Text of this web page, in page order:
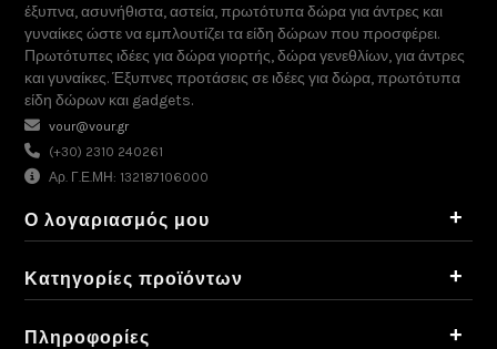
έξυπνα, ασυνήθιστα, αστεία, πρωτότυπα δώρα για άντρες και
γυναίκες ώστε να εμπλουτίζει τα είδη δώρων που προσφέρει.
Πρωτότυπες ιδέες για δώρα γιορτής, δώρα γενεθλίων, για άντρες
και γυναίκες. Έξυπνες προτάσεις σε ιδέες για δώρα, πρωτότυπα
είδη δώρων και gadgets.
vour@vour.gr
(+30) 2310 240261
Αρ. Γ.Ε.ΜΗ: 132187106000
Ο λογαριασμός μου +
Κατηγορίες προϊόντων +
Πληροφορίες +